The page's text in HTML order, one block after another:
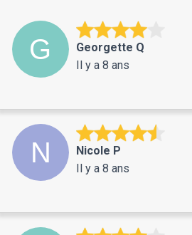
Georgette Q
Il y a 8 ans
Nicole P
Il y a 8 ans